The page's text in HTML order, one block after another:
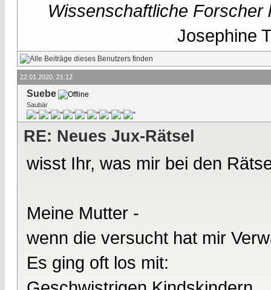
Wissenschaftliche
Josephine
22.01.2020, 21:12
Suebe
Saubär
RE: Neues Jux-Rätsel
wisst Ihr, was mir bei den
Meine Mutter -
wenn die versucht hat mir
Es ging oft los mit: